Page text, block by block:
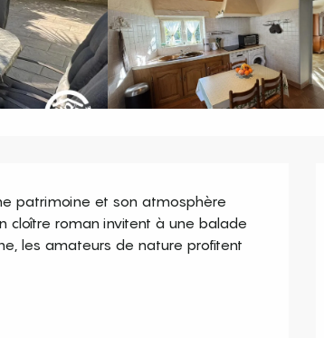
patrimoine et son atmosphère
cloître roman invitent à une balade
les amateurs de nature profitent